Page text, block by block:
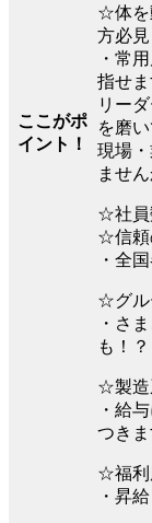
ここがポ
イント！
☆体を
方必見
・常
指せま
リー
を磨
現場
ません
☆社員
☆信頼
・全
☆グル
・さ
も！？
☆製造
・給
つきま
☆福利
・昇